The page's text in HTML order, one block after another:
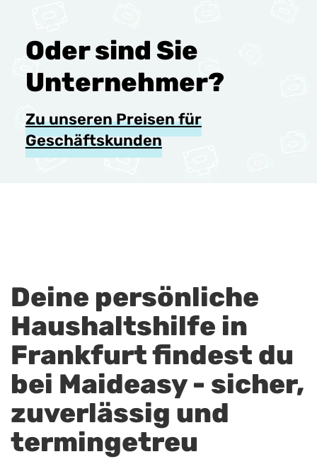
Oder sind Sie
Unternehmer?
Zu unseren Preisen für
Geschäftskunden
Deine persönliche
Haushaltshilfe in
Frankfurt findest du
bei Maideasy - sicher,
zuverlässig und
termingetreu